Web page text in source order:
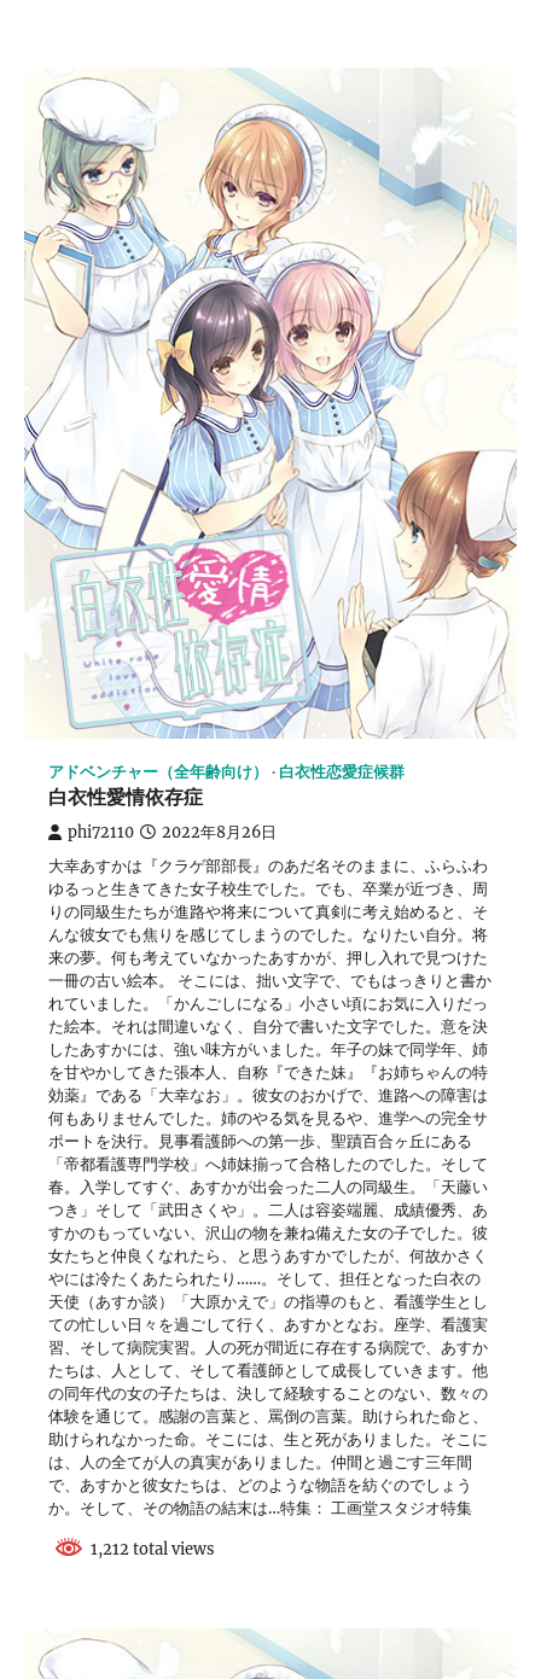
アドベンチャー（全年齢向け） 白衣性恋愛症候群
白衣性愛情依存症
phi72110 2022年8月26日
大幸あすかは『クラゲ部部長』のあだ名そのままに、ふらふわ
ゆるっと生きてきた女子校生でした。でも、卒業が近づき、周
りの同級生たちが進路や将来について真剣に考え始めると、そ
んな彼女でも焦りを感じてしまうのでした。なりたい自分。将
来の夢。何も考えていなかったあすかが、押し入れで見つけた
一冊の古い絵本。 そこには、拙い文字で、でもはっきりと書か
れていました。「かんごしになる」小さい頃にお気に入りだっ
た絵本。それは間違いなく、自分で書いた文字でした。意を決
したあすかには、強い味方がいました。年子の妹で同学年、姉
を甘やかしてきた張本人、自称『できた妹』『お姉ちゃんの特
効薬』である「大幸なお」。彼女のおかげで、進路への障害は
何もありませんでした。姉のやる気を見るや、進学への完全サ
ポートを決行。見事看護師への第一歩、聖蹟百合ヶ丘にある
「帝都看護専門学校」へ姉妹揃って合格したのでした。そして
春。入学してすぐ、あすかが出会った二人の同級生。「天藤い
つき」そして「武田さくや」。二人は容姿端麗、成績優秀、あ
すかのもっていない、沢山の物を兼ね備えた女の子でした。彼
女たちと仲良くなれたら、と思うあすかでしたが、何故かさく
やには冷たくあたられたり……。そして、担任となった白衣の
天使（あすか談）「大原かえで」の指導のもと、看護学生とし
ての忙しい日々を過ごして行く、あすかとなお。座学、看護実
習、そして病院実習。人の死が間近に存在する病院で、あすか
たちは、人として、そして看護師として成長していきます。他
の同年代の女の子たちは、決して経験することのない、数々の
体験を通じて。感謝の言葉と、罵倒の言葉。助けられた命と、
助けられなかった命。そこには、生と死がありました。そこに
は、人の全てが人の真実がありました。仲間と過ごす三年間
で、あすかと彼女たちは、どのような物語を紡ぐのでしょう
か。そして、その物語の結末は…特集： 工画堂スタジオ特集
1,212 total views